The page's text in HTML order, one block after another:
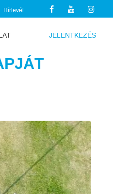
Hírlevél
JELENTKEZÉS